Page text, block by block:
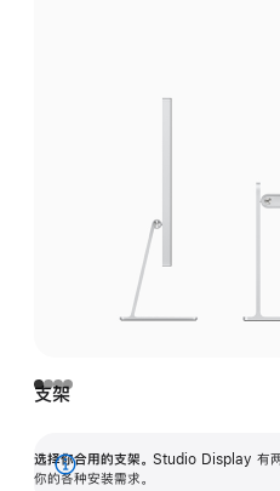
支架
选择你合用的支架。 Studio Display 有两
你的各种安装需求。
展